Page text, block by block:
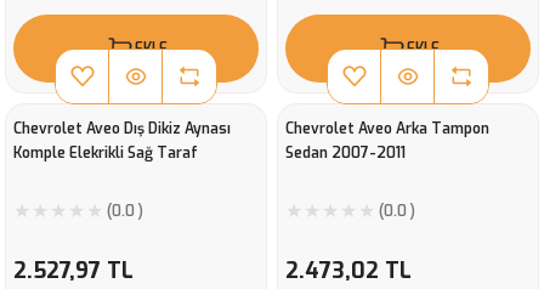
EKLE EKLE
Chevrolet Aveo Dış Dikiz Aynası
Komple Elekrikli Sağ Taraf
(0.0 )
2.527,97 TL
Chevrolet Aveo Arka Tampon
Sedan 2007-2011
(0.0 )
2.473,02 TL